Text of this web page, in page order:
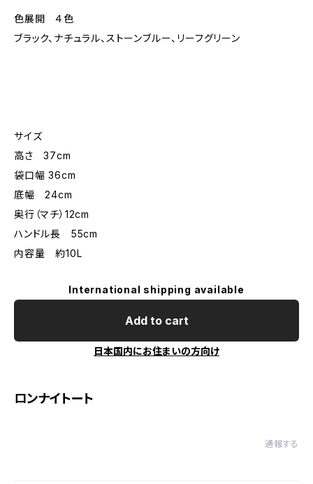
色展開 ４色
ブラック、ナチュラル、ストーンブルー、リーフグリーン
サイズ
高さ 37cm
袋口幅 36cm
底幅 24cm
奥行（マチ）12cm
ハンドル長 55cm
内容量 約10L
International shipping available
Add to cart
日本国内にお住まいの方向け
ロンナイトート
通報する